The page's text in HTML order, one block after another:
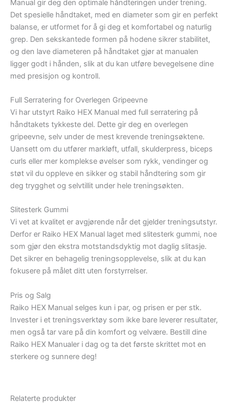
Manual gir deg den optimale håndteringen under trening.
Det spesielle håndtaket, med en diameter som gir en perfekt
balanse, er utformet for å gi deg et komfortabel og naturlig
grep. Den sekskantede formen på hodene sikrer stabilitet,
og den lave diameteren på håndtaket gjør at manualen
ligger godt i hånden, slik at du kan utføre bevegelsene dine
med presisjon og kontroll.
Full Serratering for Overlegen Gripeevne
Vi har utstyrt Raiko HEX Manual med full serratering på
håndtakets tykkeste del. Dette gir deg en overlegen
gripeevne, selv under de mest krevende treningsøktene.
Uansett om du utfører markløft, utfall, skulderpress, biceps
curls eller mer komplekse øvelser som rykk, vendinger og
støt vil du oppleve en sikker og stabil håndtering som gir
deg trygghet og selvtillit under hele treningsøkten.
Slitesterk Gummi
Vi vet at kvalitet er avgjørende når det gjelder treningsutstyr.
Derfor er Raiko HEX Manual laget med slitesterk gummi, noe
som gjør den ekstra motstandsdyktig mot daglig slitasje.
Det sikrer en behagelig treningsopplevelse, slik at du kan
fokusere på målet ditt uten forstyrrelser.
Pris og Salg
Raiko HEX Manual selges kun i par, og prisen er per stk.
Invester i et treningsverktøy som ikke bare leverer resultater,
men også tar vare på din komfort og velvære. Bestill dine
Raiko HEX Manualer i dag og ta det første skrittet mot en
sterkere og sunnere deg!
Relaterte produkter